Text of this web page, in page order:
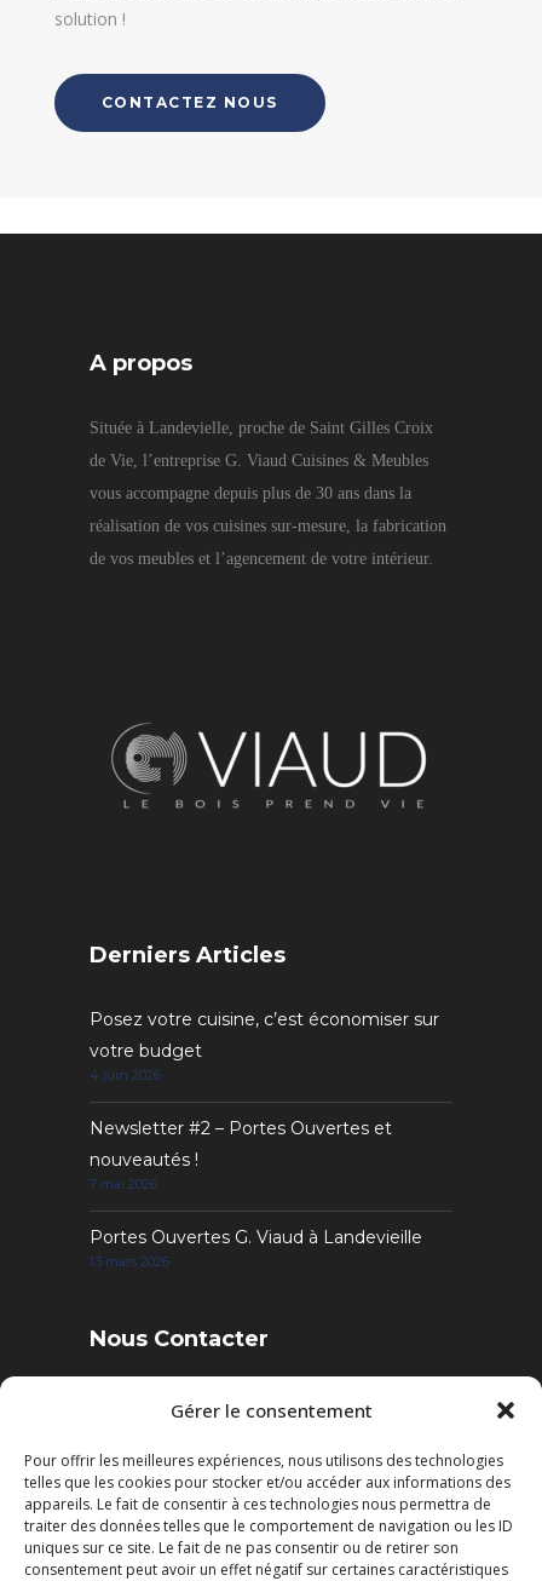
Gérer le consentement
Pour offrir les meilleures expériences, nous utilisons des technologies
telles que les cookies pour stocker et/ou accéder aux informations des
appareils. Le fait de consentir à ces technologies nous permettra de
traiter des données telles que le comportement de navigation ou les ID
uniques sur ce site. Le fait de ne pas consentir ou de retirer son
consentement peut avoir un effet négatif sur certaines caractéristiques
solution !
CONTACTEZ NOUS
A propos
Située à Landevielle, proche de Saint Gilles Croix
de Vie, l’entreprise G. Viaud Cuisines & Meubles
vous accompagne depuis plus de 30 ans dans la
réalisation de vos cuisines sur-mesure, la fabrication
de vos meubles et l’agencement de votre intérieur.
Derniers Articles
Posez votre cuisine, c’est économiser sur
votre budget
4 juin 2026
Newsletter #2 – Portes Ouvertes et
nouveautés !
7 mai 2026
Portes Ouvertes G. Viaud à Landevieille
13 mars 2026
Nous Contacter
4 Rue des Sables, 85220 Landevieille
Tél. : 02 51 22 95 52
Fax : 02 51 22 95 50
Mail: contact@cuisines-viaud.fr